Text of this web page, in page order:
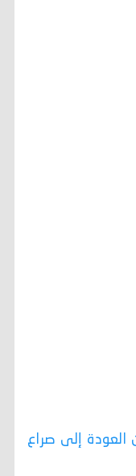
العودة إلى صراع